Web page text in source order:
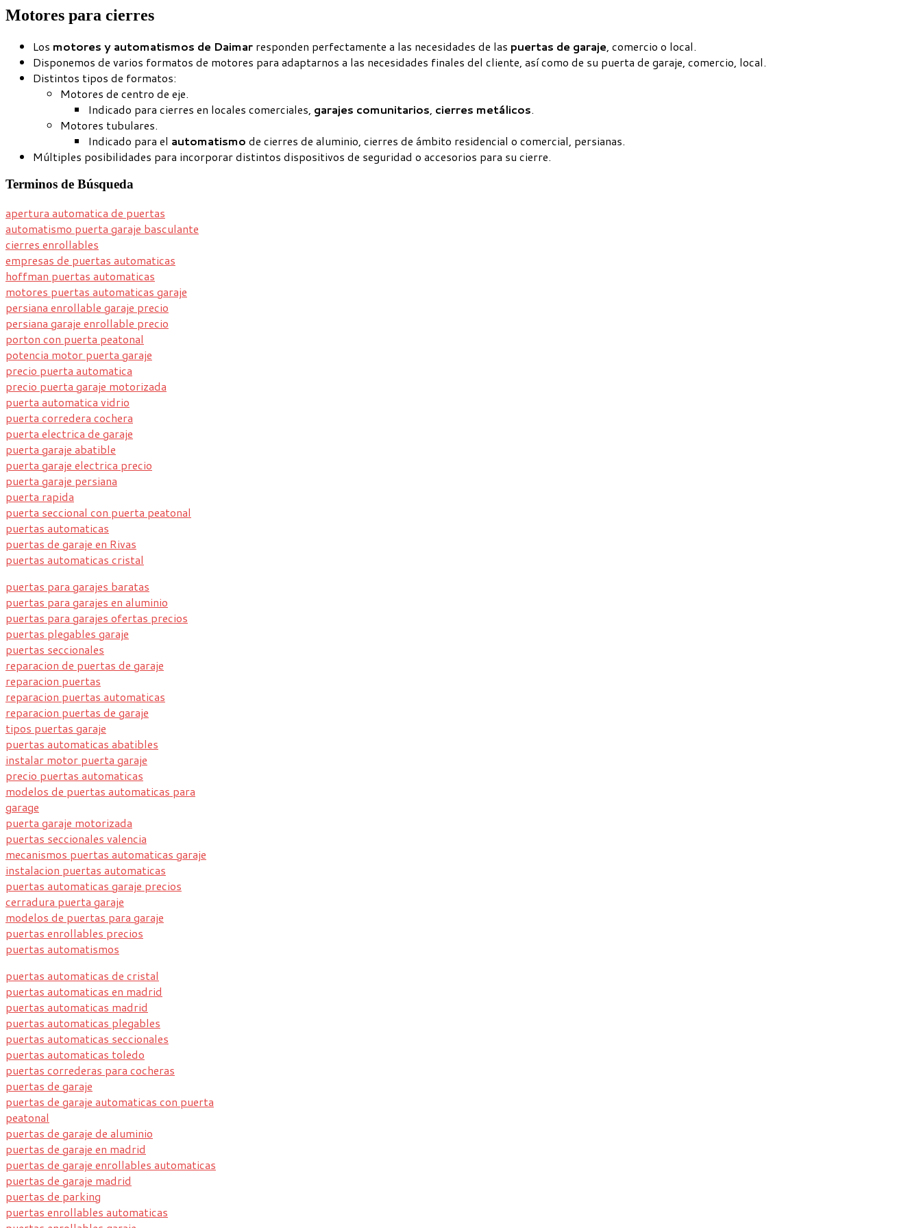
Motores para cierres
Los motores y automatismos de Daimar responden perfectamente a las necesidades de las puertas de garaje , comercio o local.
Disponemos de varios formatos de motores para adaptarnos a las necesidades finales del cliente, así como de su puerta de garaje, comercio, local.
Distintos tipos de formatos:
Motores de centro de eje.
Indicado para cierres en locales comerciales, garajes comunitarios cierres metálicos.
Motores tubulares.
Indicado para el automatismo de cierres de aluminio, cierres de ámbito residencial o comercial, persianas.
Múltiples posibilidades para incorporar distintos dispositivos de seguridad o accesorios para su cierre.
Terminos de Búsqueda
apertura automatica de puertas
automatismo puerta garaje basculante
cierres enrollables
empresas de puertas automaticas
hoffman puertas automaticas
motores puertas automaticas garaje
persiana enrollable garaje precio
persiana garaje enrollable precio
porton con puerta peatonal
potencia motor puerta garaje
precio puerta automatica
precio puerta garaje motorizada
puerta automatica vidrio
puerta corredera cochera
puerta electrica de garaje
puerta garaje abatible
puerta garaje electrica precio
puerta garaje persiana
puerta rapida
puerta seccional con puerta peatonal
puertas automaticas
puertas de garaje en Rivas
puertas automaticas cristal
puertas para garajes baratas
puertas para garajes en aluminio
puertas para garajes ofertas precios
puertas plegables garaje
puertas seccionales
reparacion de puertas de garaje
reparacion puertas
reparacion puertas automaticas
reparacion puertas de garaje
tipos puertas garaje
puertas automaticas abatibles
instalar motor puerta garaje
precio puertas automaticas
modelos de puertas automaticas para
garage
puerta garaje motorizada
puertas seccionales valencia
mecanismos puertas automaticas garaje
instalacion puertas automaticas
puertas automaticas garaje precios
cerradura puerta garaje
modelos de puertas para garaje
puertas enrollables precios
puertas automatismos
puertas automaticas de cristal
puertas automaticas en madrid
puertas automaticas madrid
puertas automaticas plegables
puertas automaticas seccionales
puertas automaticas toledo
puertas correderas para cocheras
puertas de garaje
puertas de garaje automaticas con puerta
peatonal
puertas de garaje de aluminio
puertas de garaje en madrid
puertas de garaje enrollables automaticas
puertas de garaje madrid
puertas de parking
puertas enrollables automaticas